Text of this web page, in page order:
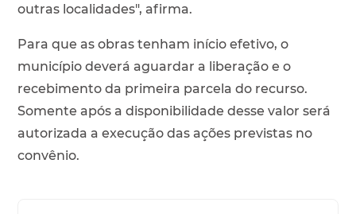
outras localidades", afirma.
Para que as obras tenham início efetivo, o
município deverá aguardar a liberação e o
recebimento da primeira parcela do recurso.
Somente após a disponibilidade desse valor será
autorizada a execução das ações previstas no
convênio.